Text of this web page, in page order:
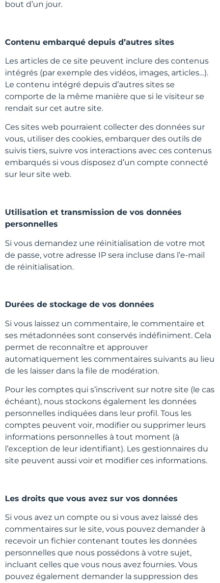
bout d’un jour.
Contenu embarqué depuis d’autres sites
Les articles de ce site peuvent inclure des contenus
intégrés (par exemple des vidéos, images, articles…).
Le contenu intégré depuis d’autres sites se
comporte de la même manière que si le visiteur se
rendait sur cet autre site.
Ces sites web pourraient collecter des données sur
vous, utiliser des cookies, embarquer des outils de
suivis tiers, suivre vos interactions avec ces contenus
embarqués si vous disposez d’un compte connecté
sur leur site web.
Utilisation et transmission de vos données
personnelles
Si vous demandez une réinitialisation de votre mot
de passe, votre adresse IP sera incluse dans l’e-mail
de réinitialisation.
Durées de stockage de vos données
Si vous laissez un commentaire, le commentaire et
ses métadonnées sont conservés indéfiniment. Cela
permet de reconnaître et approuver
automatiquement les commentaires suivants au lieu
de les laisser dans la file de modération.
Pour les comptes qui s’inscrivent sur notre site (le cas
échéant), nous stockons également les données
personnelles indiquées dans leur profil. Tous les
comptes peuvent voir, modifier ou supprimer leurs
informations personnelles à tout moment (à
l’exception de leur identifiant). Les gestionnaires du
site peuvent aussi voir et modifier ces informations.
Les droits que vous avez sur vos données
Si vous avez un compte ou si vous avez laissé des
commentaires sur le site, vous pouvez demander à
recevoir un fichier contenant toutes les données
personnelles que nous possédons à votre sujet,
incluant celles que vous nous avez fournies. Vous
pouvez également demander la suppression des